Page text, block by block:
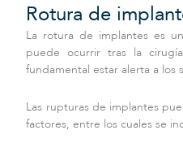
Rotura de
La rotura de implantes es
puede ocurrir tras la
fundamental estar alerta a los
Las rupturas de implantes
factores, entre los cuales se